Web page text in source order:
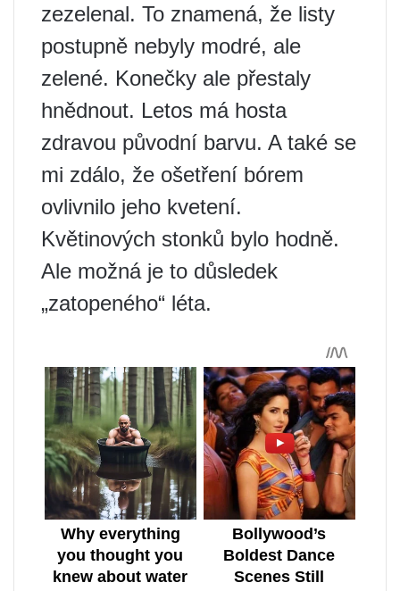
zezelenal. To znamená, že listy
postupně nebyly modré, ale
zelené. Konečky ale přestaly
hnědnout. Letos má hosta
zdravou původní barvu. A také se
mi zdálo, že ošetření bórem
ovlivnilo jeho kvetení.
Květinových stonků bylo hodně.
Ale možná je to důsledek
„zatopeného“ léta.